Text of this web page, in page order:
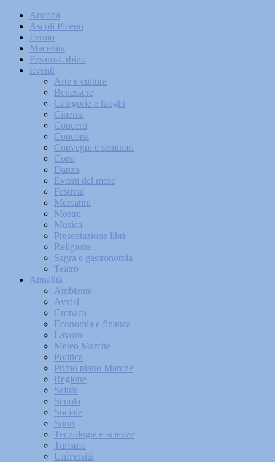
Ancona
Ascoli Piceno
Fermo
Macerata
Pesaro-Urbino
Eventi
Arte e cultura
Benessere
Categorie e luoghi
Cinema
Concerti
Concorsi
Convegni e seminari
Corsi
Danza
Eventi del mese
Festival
Mercatini
Mostre
Musica
Presentazione libri
Religione
Sagra e gastronomia
Teatro
Attualità
Ambiente
Avvisi
Cronaca
Economia e finanza
Lavoro
Meteo Marche
Politica
Primo piano Marche
Regione
Salute
Scuola
Sociale
Sport
Tecnologia e scienze
Turismo
Università